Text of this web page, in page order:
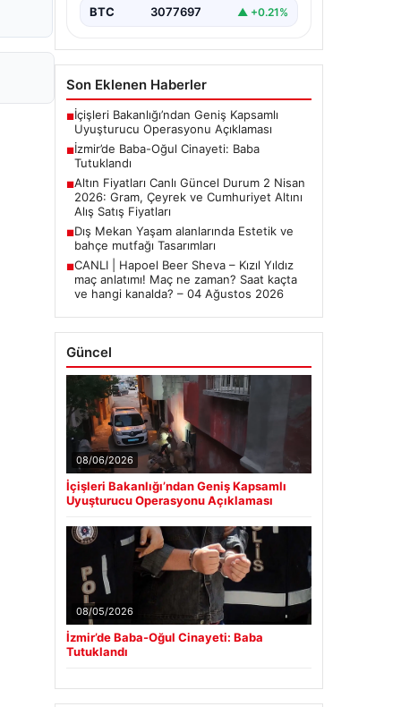
BTC 3077697 ▲ +0.21%
Son Eklenen Haberler
■İçişleri Bakanlığı’ndan Geniş Kapsamlı
Uyuşturucu Operasyonu Açıklaması
■İzmir’de Baba-Oğul Cinayeti: Baba
Tutuklandı
■Altın Fiyatları Canlı Güncel Durum 2 Nisan
2026: Gram, Çeyrek ve Cumhuriyet Altını
Alış Satış Fiyatları
■Dış Mekan Yaşam alanlarında Estetik ve
bahçe mutfağı Tasarımları
■CANLI | Hapoel Beer Sheva – Kızıl Yıldız
maç anlatımı! Maç ne zaman? Saat kaçta
ve hangi kanalda? – 04 Ağustos 2026
Güncel
08/06/2026
İçişleri Bakanlığı’ndan Geniş Kapsamlı
Uyuşturucu Operasyonu Açıklaması
08/05/2026
İzmir’de Baba-Oğul Cinayeti: Baba
Tutuklandı